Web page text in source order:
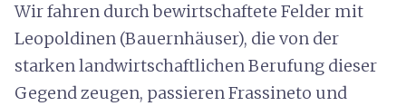
Wir fahren durch bewirtschaftete Felder mit
Leopoldinen (Bauernhäuser), die von der
starken landwirtschaftlichen Berufung dieser
Gegend zeugen, passieren Frassineto und